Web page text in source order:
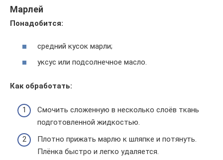
Марлей
Понадобится:
средний кусок марли;
уксус или подсолнечное масло.
Как обработать:
Смочить сложенную в несколько слоёв ткань
подготовленной жидкостью.
Плотно прижать марлю к шляпке и потянуть.
Плёнка быстро и легко удаляется.